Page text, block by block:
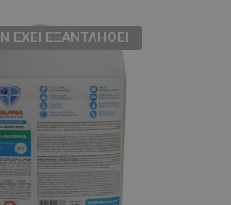
ΈΧΕΙ ΕΞΑΝΤΛΗΘΕΊ